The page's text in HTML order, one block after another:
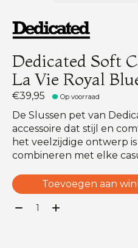
Dedicated Soft
La Vie Royal
€39,95 Op voorraad
De Slussen pet van
accessoire dat stijl en
het veelzijdige ontwerp
combineren met elke
Toevoegen aan
Aantal: